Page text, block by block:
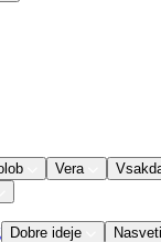
Vera
Dobre ideje Nasveti